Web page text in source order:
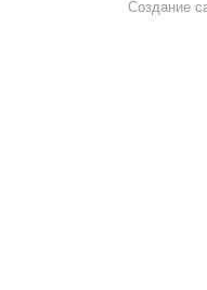
Создание